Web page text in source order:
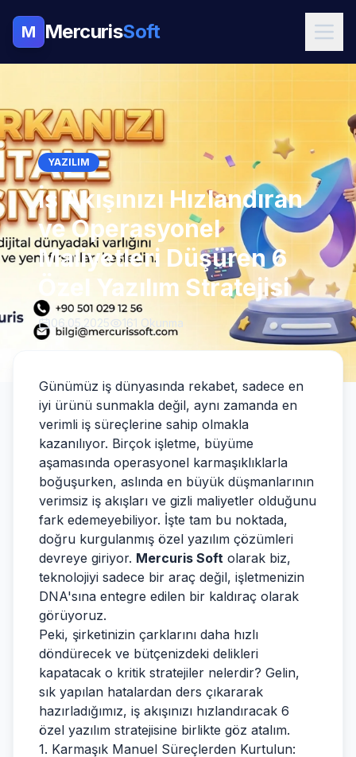
M MercurisSoft
YAZILIM
İş Akışınızı Hızlandıran
ve Operasyonel
Maliyetleri Düşüren 6
Özel Yazılım Stratejisi
06.05.2025 161 Okunma
Günümüz iş dünyasında rekabet, sadece en
iyi ürünü sunmakla değil, aynı zamanda en
verimli iş süreçlerine sahip olmakla
kazanılıyor. Birçok işletme, büyüme
aşamasında operasyonel karmaşıklıklarla
boğuşurken, aslında en büyük düşmanlarının
verimsiz iş akışları ve gizli maliyetler olduğunu
fark edemeyebiliyor. İşte tam bu noktada,
doğru kurgulanmış özel yazılım çözümleri
devreye giriyor. Mercuris Soft olarak biz,
teknolojiyi sadece bir araç değil, işletmenizin
DNA'sına entegre edilen bir kaldıraç olarak
görüyoruz.
Peki, şirketinizin çarklarını daha hızlı
döndürecek ve bütçenizdeki delikleri
kapatacak o kritik stratejiler nelerdir? Gelin,
sık yapılan hatalardan ders çıkararak
hazırladığımız, iş akışınızı hızlandıracak 6
özel yazılım stratejisine birlikte göz atalım.
1. Karmaşık Manuel Süreçlerden Kurtulun: